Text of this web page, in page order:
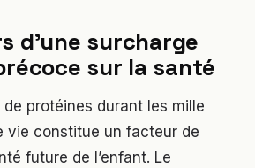
d’une surcharge
sur la santé
de protéines durant les mille
vie constitue un facteur de
future de l’enfant. Le